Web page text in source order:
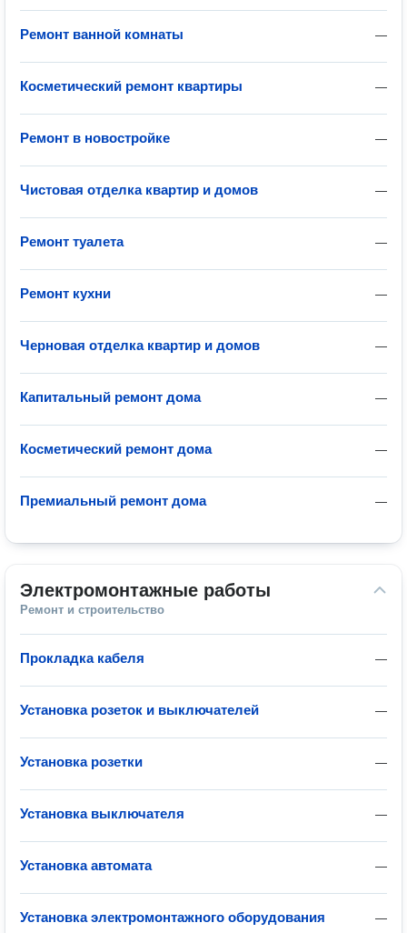
—
Ремонт ванной комнаты
—
Косметический ремонт квартиры
—
Ремонт в новостройке
—
Чистовая отделка квартир и домов
—
Ремонт туалета
—
Ремонт кухни
—
Черновая отделка квартир и домов
—
Капитальный ремонт дома
—
Косметический ремонт дома
—
Премиальный ремонт дома
Электромонтажные работы
Ремонт и строительство
—
Прокладка кабеля
—
Установка розеток и выключателей
—
Установка розетки
—
Установка выключателя
—
Установка автомата
—
Установка электромонтажного оборудования